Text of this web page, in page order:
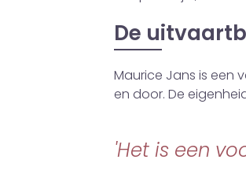
De
Maurice Jans is een
en door. De
'Het is een